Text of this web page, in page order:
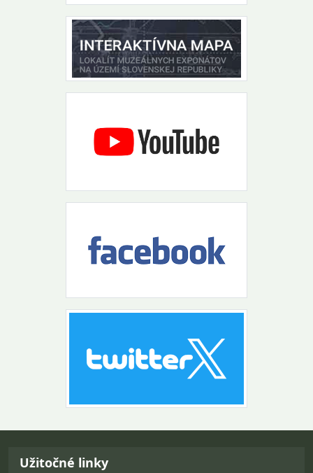
Návrat na začiatok stránky
Užitočné linky